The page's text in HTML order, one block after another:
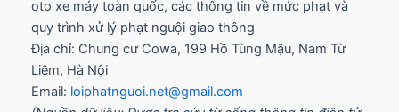
oto xe máy toàn quốc, các thông tin về mức phạt và
quy trình xử lý phạt nguội giao thông
Địa chỉ: Chung cư Cowa, 199 Hồ Tùng Mậu, Nam Từ
Liêm, Hà Nội
Email: loiphatnguoi.net@gmail.com